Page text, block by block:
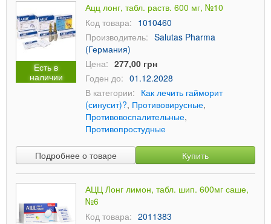
Есть в
наличии
Ацц лонг, табл. раств. 600 мг, №10
Код товара: 1010460
Производитель: Salutas Pharma
(Германия)
Цена: 277,00 грн
Годен до: 01.12.2028
В категории: Как лечить гайморит
(синусит)?, Противовирусные,
Противовоспалительные,
Противопростудные
Подробнее о товаре Купить
АЦЦ Лонг лимон, табл. шип. 600мг саше,
№6
Код товара: 2011383